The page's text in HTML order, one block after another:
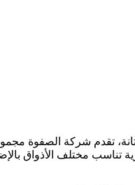
تقدم شركة الصفوة
مختلف الأذواق